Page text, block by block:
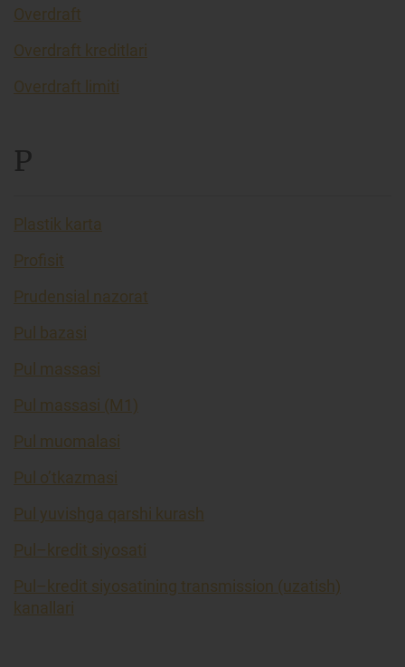
Overdraft
Overdraft kreditlari
Overdraft limiti
P
Plastik karta
Profisit
Prudensial nazorat
Pul bazasi
Pul massasi
Pul massasi (M1)
Pul muomalasi
Pul o’tkazmasi
Pul yuvishga qarshi kurash
Pul–kredit siyosati
Pul–kredit siyosatining transmission (uzatish)
kanallari